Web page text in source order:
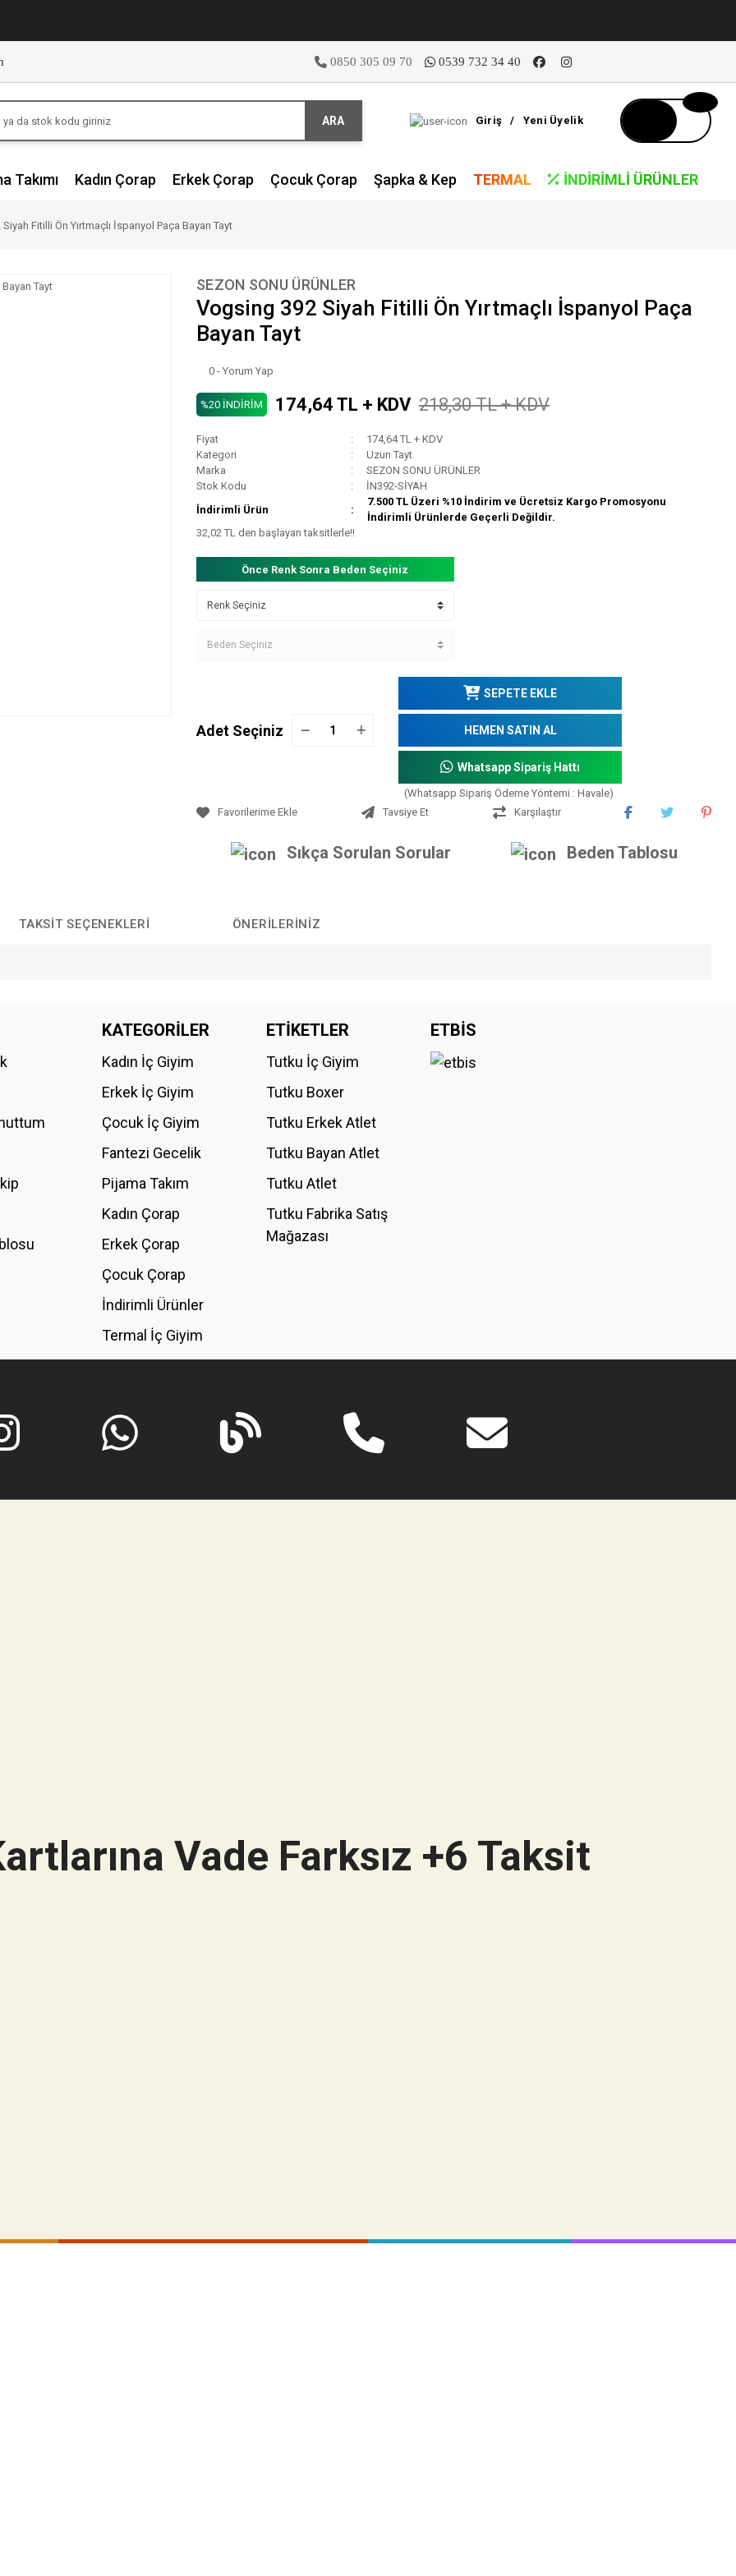
0850 305 09 70 0539 732 34 40
ARA Giriş / Yeni Üyelik
Takımı Kadın Çorap Erkek Çorap Çocuk Çorap Şapka & Kep TERMAL İNDIRIMLI ÜRÜNLER
Fitilli Ön Yırtmaçlı İspanyol Paça Bayan Tayt
SEZON SONU ÜRÜNLER
Vogsing 392 Siyah Fitilli Ön Yırtmaçlı İspanyol Paça
Bayan Tayt
0 - Yorum Yap
%20 İNDİRİM 174,64 TL + KDV 218,30 TL + KDV
Fiyat
174,64 TL + KDV
Kategori
Uzun Tayt
Marka
SEZON SONU ÜRÜNLER
Stok Kodu
İN392-SİYAH
İndirimli Ürün
7.500 TL Üzeri %10 İndirim ve Ücretsiz Kargo Promosyonu
İndirimli Ürünlerde Geçerli Değildir.
32,02 TL den başlayan taksitlerle!!
Önce Renk Sonra Beden Seçiniz
Adet Seçiniz
SEPETE EKLE
HEMEN SATIN AL
Whatsapp Sipariş Hattı
(Whatsapp Sipariş Ödeme Yöntemi : Havale)
Tavsiye Et
Karşılaştır
Sıkça Sorulan Sorular Beden Tablosu
TAKSIT SEÇENEKLERI ÖNERILERINIZ
Bu ürüne ilk yorumu siz yapın!
KATEGORİLER
Kadın İç Giyim
Erkek İç Giyim
Çocuk İç Giyim
Fantezi Gecelik
Pijama Takım
Kadın Çorap
Erkek Çorap
Çocuk Çorap
İndirimli Ürünler
Termal İç Giyim
ETİKETLER
Tutku İç Giyim
Tutku Boxer
Tutku Erkek Atlet
Tutku Bayan Atlet
Tutku Atlet
Tutku Fabrika Satış
Mağazası
ETBİS
Vade Farksız +6 Taksit